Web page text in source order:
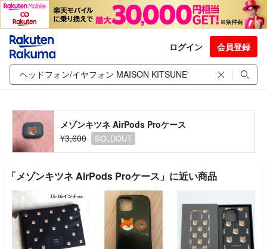
ログイン 会員登録
メゾンキツネ AirPods Proケース
¥3,600
SOLDOUT
「メゾンキツネ AirPods Proケース」に近い商品